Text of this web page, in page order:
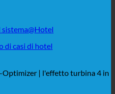
di casi di hotel
| l'effetto turbina 4 in